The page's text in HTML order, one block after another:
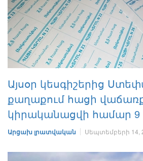
Այսօր կեսգիշերից
քաղաքում հացի
կիրականացվի համար 9
Արցախ լրատվական Սեպտեմբերի 14,